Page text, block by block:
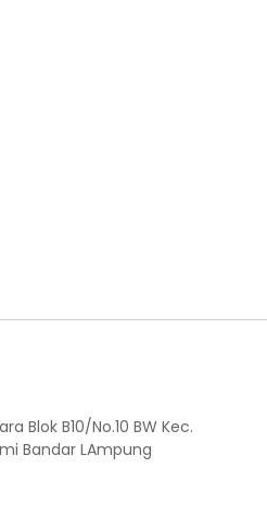
Blok B10/No.10 BW Kec.
Bandar LAmpung